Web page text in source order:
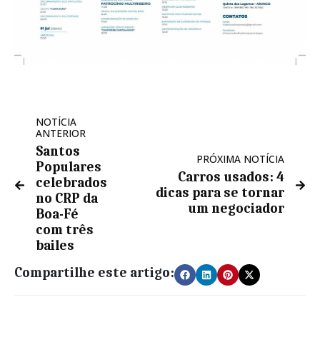
NOTÍCIA
ANTERIOR
Santos
Populares
celebrados
no CRP da
Boa-Fé
com três
bailes
PRÓXIMA NOTÍCIA
Carros usados: 4
dicas para se tornar
um negociador
Compartilhe este artigo: